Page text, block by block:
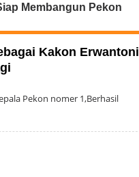
Membangun Pekon
Kakon Erwantoni
Pekon nomer 1,Berhasil